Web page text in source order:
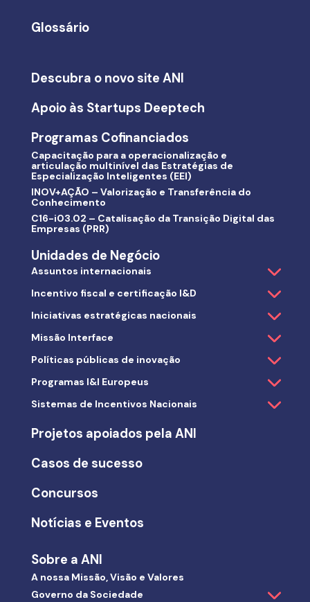
Glossário
Descubra o novo site ANI
Apoio às Startups Deeptech
Programas Cofinanciados
Capacitação para a operacionalização e
articulação multinível das Estratégias de
Especialização Inteligentes (EEI)
INOV+AÇÃO – Valorização e Transferência do
Conhecimento
C16-i03.02 – Catalisação da Transição Digital das
Empresas (PRR)
Unidades de Negócio
Assuntos internacionais
Incentivo fiscal e certificação I&D
Iniciativas estratégicas nacionais
Missão Interface
Políticas públicas de inovação
Programas I&I Europeus
Sistemas de Incentivos Nacionais
Projetos apoiados pela ANI
Casos de sucesso
Concursos
Notícias e Eventos
Sobre a ANI
A nossa Missão, Visão e Valores
Governo da Sociedade